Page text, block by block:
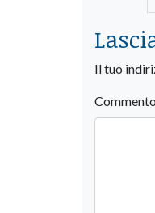
Il tuo
Commento